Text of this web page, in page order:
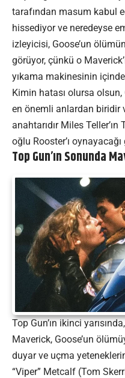
tarafından masum kabul
hissediyor ve neredeyse
izleyicisi, Goose’un
görüyor, çünkü o
yıkama makinesinin
Kimin hatası olursa olsun,
en önemli anlardan biridir
anahtarıdır Miles Teller’ın
oğlu Rooster’ı
Top Gun’ın Sonunda
Top Gun’ın ikinci
Maverick, Goose’un
duyar ve uçma
“Viper” Metcalf (Tom